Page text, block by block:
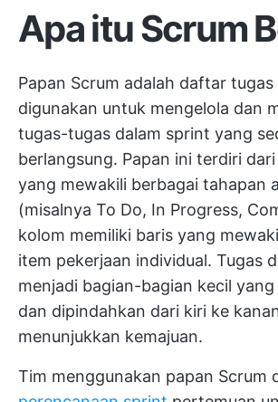
Apa itu Scrum
Papan Scrum adalah daftar tugas
digunakan untuk mengelola dan
tugas-tugas dalam sprint yang
berlangsung. Papan ini terdiri
yang mewakili berbagai tahapan
(misalnya To Do, In Progress,
kolom memiliki baris yang
item pekerjaan individual. Tugas
menjadi bagian-bagian kecil
dan dipindahkan dari kiri ke
menunjukkan kemajuan.
Tim menggunakan papan Scrum